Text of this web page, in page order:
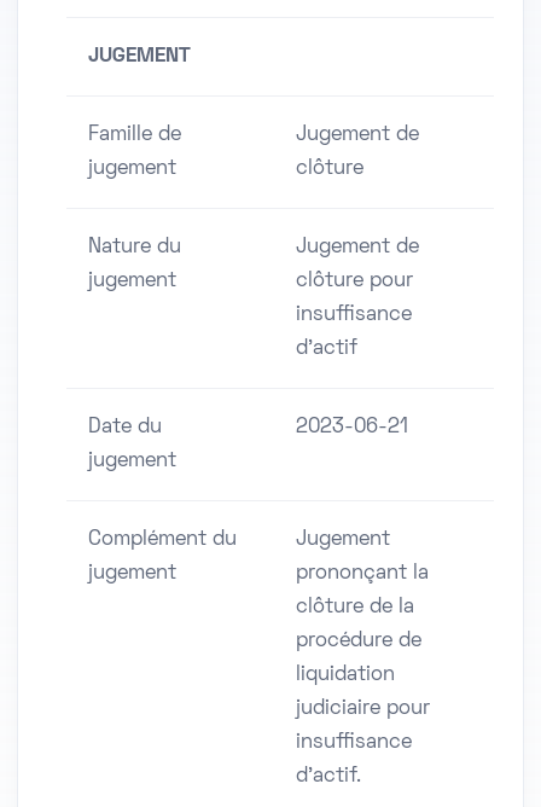
JUGEMENT
Famille de
jugement
Jugement de
clôture
Nature du
jugement
Jugement de
clôture pour
insuffisance
d'actif
Date du
jugement
2023-06-21
Complément du
jugement
Jugement
prononçant la
clôture de la
procédure de
liquidation
judiciaire pour
insuffisance
d'actif.